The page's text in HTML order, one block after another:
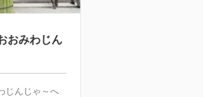
おみわじん
じんじゃ～へ